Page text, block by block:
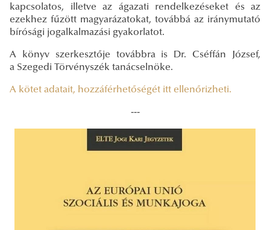
kapcsolatos, illetve az ágazati rendelkezéseket és az
ezekhez fűzött magyarázatokat, továbbá az iránymutató
bírósági jogalkalmazási gyakorlatot.
A könyv szerkesztője továbbra is Dr. Cséffán József,
a Szegedi Törvényszék tanácselnöke.
A kötet adatait, hozzáférhetőségét itt ellenőrizheti.
---